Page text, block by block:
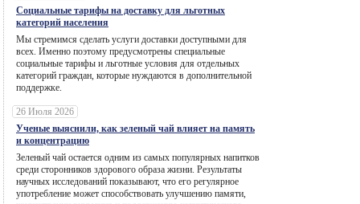
Социальные тарифы на доставку для льготных
категорий населения
Мы стремимся сделать услуги доставки доступными для
всех. Именно поэтому предусмотрены специальные
социальные тарифы и льготные условия для отдельных
категорий граждан, которые нуждаются в дополнительной
поддержке.
26 Июля 2026
Ученые выяснили, как зеленый чай влияет на память
и концентрацию
Зеленый чай остается одним из самых популярных напитков
среди сторонников здорового образа жизни. Результаты
научных исследований показывают, что его регулярное
употребление может способствовать улучшению памяти,